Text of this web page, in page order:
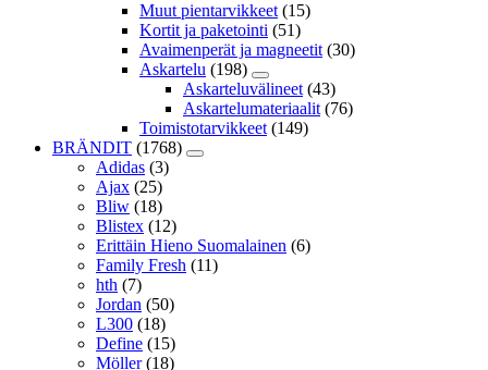
Muut pientarvikkeet (15)
Kortit ja paketointi (51)
Avaimenperät ja magneetit (30)
Askartelu (198)
Askarteluvälineet (43)
Askartelumateriaalit (76)
Toimistotarvikkeet (149)
BRÄNDIT (1768)
Adidas (3)
Ajax (25)
Bliw (18)
Blistex (12)
Erittäin Hieno Suomalainen (6)
Family Fresh (11)
hth (7)
Jordan (50)
L300 (18)
Define (15)
Möller (18)